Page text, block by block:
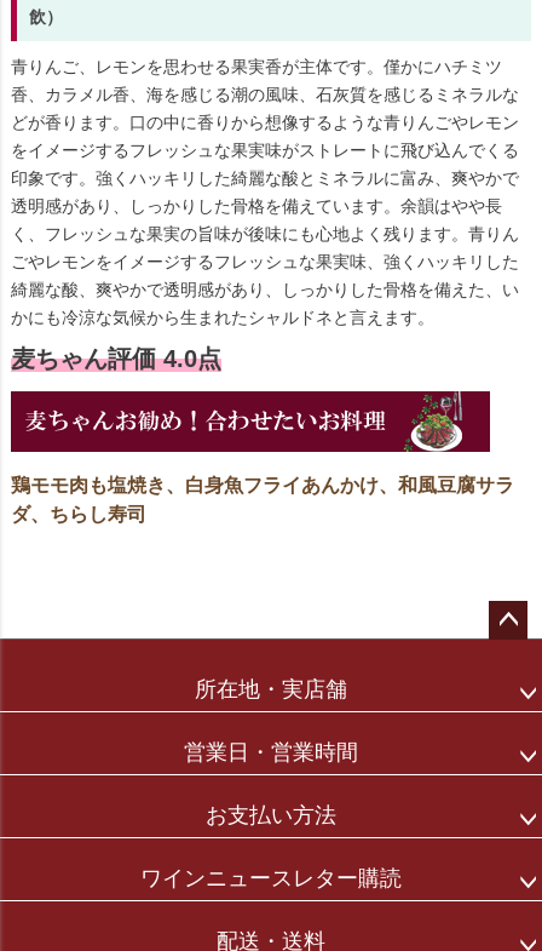
飲）
青りんご、レモンを思わせる果実香が主体です。僅かにハチミツ
香、カラメル香、海を感じる潮の風味、石灰質を感じるミネラルな
どが香ります。口の中に香りから想像するような青りんごやレモン
をイメージするフレッシュな果実味がストレートに飛び込んでくる
印象です。強くハッキリした綺麗な酸とミネラルに富み、爽やかで
透明感があり、しっかりした骨格を備えています。余韻はやや長
く、フレッシュな果実の旨味が後味にも心地よく残ります。青りん
ごやレモンをイメージするフレッシュな果実味、強くハッキリした
綺麗な酸、爽やかで透明感があり、しっかりした骨格を備えた、い
かにも冷涼な気候から生まれたシャルドネと言えます。
麦ちゃん評価 4.0点
鶏モモ肉も塩焼き、白身魚フライあんかけ、和風豆腐サラ
ダ、ちらし寿司
所在地・実店舗
営業日・営業時間
お支払い方法
ワインニュースレター購読
配送・送料